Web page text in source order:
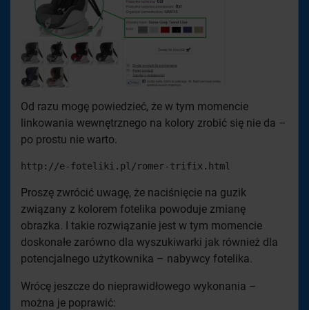
Od razu mogę powiedzieć, że w tym momencie
linkowania wewnętrznego na kolory zrobić się nie da –
po prostu nie warto.
http://e-foteliki.pl/romer-trifix.html
Proszę zwrócić uwagę, że naciśnięcie na guzik
związany z kolorem fotelika powoduje zmianę
obrazka. I takie rozwiązanie jest w tym momencie
doskonałe zarówno dla wyszukiwarki jak również dla
potencjalnego użytkownika – nabywcy fotelika.
Wrócę jeszcze do nieprawidłowego wykonania –
można je poprawić: